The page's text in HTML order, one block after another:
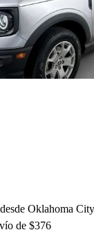
Oklahoma
de $376